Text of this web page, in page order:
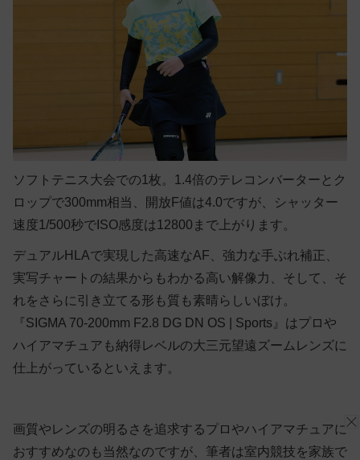
ソフトテニス大会での1枚。1.4倍のテレコンバーターとク
ロップで300mm相当、開放F値は4.0ですが、シャッター
速度1/500秒でISO感度は12800まで上がります。
デュアルHLAで実現した高速なAF、強力な手ぶれ補正、
実写チャートの結果からもわかる高い解像力、そして、そ
れをさらに引き立てる形も質も素晴らしいぼけ。
『SIGMA 70-200mm F2.8 DG DN OS | Sports』はプロや
ハイアマチュアも納得レベルの大三元望遠ズームレンズに
仕上がっているといえます。
画質やレンズの明るさを追求するプロやハイアマチュアに
おすすめなのも当然なのですが、筆者は室内競技を家族で